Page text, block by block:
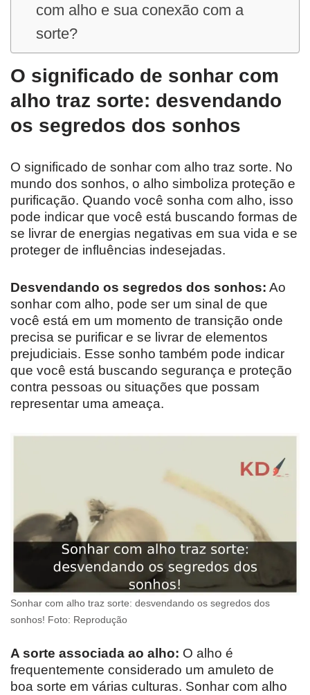
com alho e sua conexão com a
sorte?
O significado de sonhar com
alho traz sorte: desvendando
os segredos dos sonhos
O significado de sonhar com alho traz sorte. No
mundo dos sonhos, o alho simboliza proteção e
purificação. Quando você sonha com alho, isso
pode indicar que você está buscando formas de
se livrar de energias negativas em sua vida e se
proteger de influências indesejadas.
Desvendando os segredos dos sonhos: Ao
sonhar com alho, pode ser um sinal de que
você está em um momento de transição onde
precisa se purificar e se livrar de elementos
prejudiciais. Esse sonho também pode indicar
que você está buscando segurança e proteção
contra pessoas ou situações que possam
representar uma ameaça.
Sonhar com alho traz sorte: desvendando os segredos dos
sonhos! Foto: Reprodução
A sorte associada ao alho: O alho é
frequentemente considerado um amuleto de
boa sorte em várias culturas. Sonhar com alho